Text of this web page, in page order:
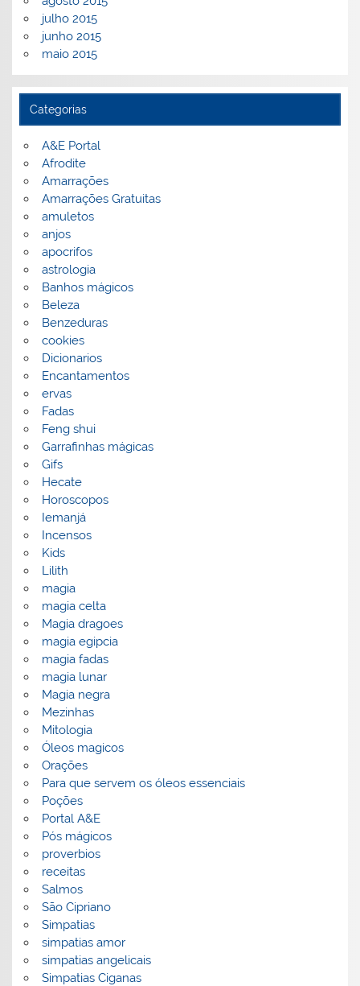
julho 2015
junho 2015
maio 2015
Categorias
A&E Portal
Afrodite
Amarrações
Amarrações Gratuitas
amuletos
anjos
apocrifos
astrologia
Banhos mágicos
Beleza
Benzeduras
cookies
Dicionarios
Encantamentos
ervas
Fadas
Feng shui
Garrafinhas mágicas
Gifs
Hecate
Horoscopos
Iemanjá
Incensos
Kids
Lilith
magia
magia celta
Magia dragoes
magia egipcia
magia fadas
magia lunar
Magia negra
Mezinhas
Mitologia
Óleos magicos
Orações
Para que servem os óleos essenciais
Poções
Portal A&E
Pós mágicos
proverbios
receitas
Salmos
São Cipriano
Simpatias
simpatias amor
simpatias angelicais
Simpatias Ciganas